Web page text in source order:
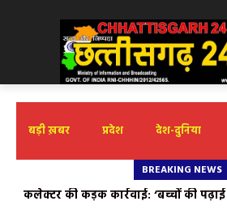
बड़ी ख़बर प्रदेश देश-दुनिया
BREAKING NEWS
कलेक्टर की कड़क कार्रवाई: ‘बच्चों की पढ़ाई से
जर्जर सड़कें भाजपा के भ्रष्टाचार की पोल